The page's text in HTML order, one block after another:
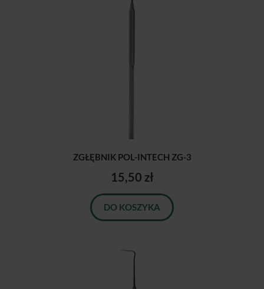
ZGŁĘBNIK POL-INTECH ZG-3
15,50 zł
DO KOSZYKA